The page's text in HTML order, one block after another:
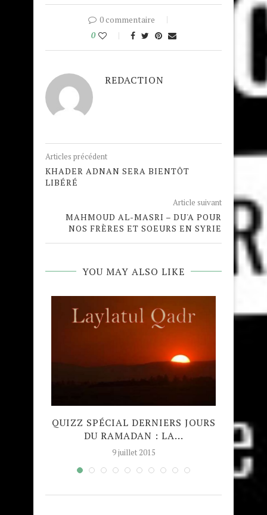
0 commentaire
0
REDACTION
Articles précédent
KHADER ADNAN SERA BIENTÔT
LIBÉRÉ
Article suivant
MAHMOUD AL-MASRI – DU'A POUR
NOS FRÈRES ET SOEURS EN SYRIE
YOU MAY ALSO LIKE
QUIZZ SPÉCIAL DERNIERS JOURS
DU RAMADAN : LA...
9 juillet 2015